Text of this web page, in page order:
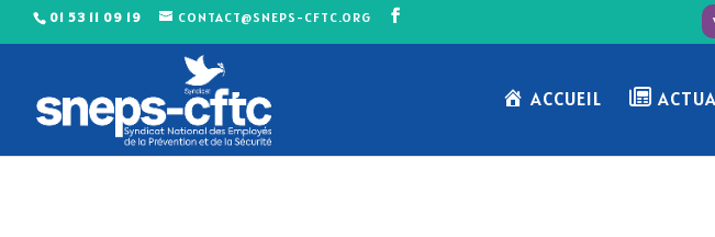
01 53 11 09 19 CONTACT@SNEPS-CFTC.ORG
ACCUEIL